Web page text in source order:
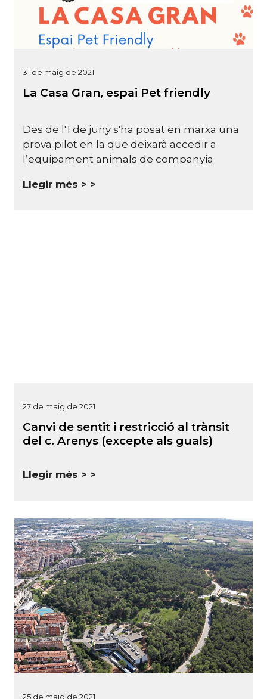
31 de maig de 2021
La Casa Gran, espai Pet friendly
Des de l'1 de juny s'ha posat en marxa una
prova pilot en la que deixarà accedir a
l’equipament animals de companyia
Llegir més >
27 de maig de 2021
Canvi de sentit i restricció al trànsit
del c. Arenys (excepte als guals)
Llegir més >
25 de maig de 2021